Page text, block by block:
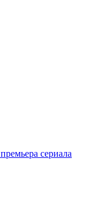
сериала